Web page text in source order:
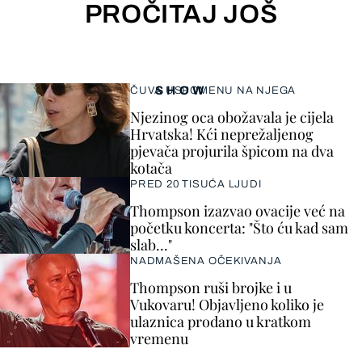
PROČITAJ JOŠ
SHOW
ČUVA USPOMENU NA NJEGA
Njezinog oca obožavala je cijela
Hrvatska! Kći neprežaljenog
pjevača projurila špicom na dva
kotača
PRED 20 TISUĆA LJUDI
Thompson izazvao ovacije već na
početku koncerta: "Što ću kad sam
slab..."
NADMAŠENA OČEKIVANJA
Thompson ruši brojke i u
Vukovaru! Objavljeno koliko je
ulaznica prodano u kratkom
vremenu